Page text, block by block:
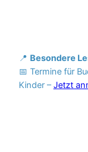
📍 Besondere
📅 Termine für
Kinder –Jetzt